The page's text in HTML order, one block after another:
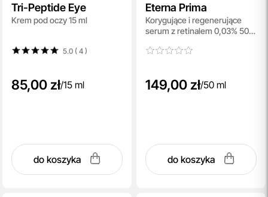
Tri-Peptide Eye
Krem pod oczy 15 ml
5.0 ( 4)
85,00 zł/15 ml
do koszyka
Eterna Prima
Korygujące i regenerujące
serum z retinalem 0,03% 50
149,00 zł/50 ml
do koszyka